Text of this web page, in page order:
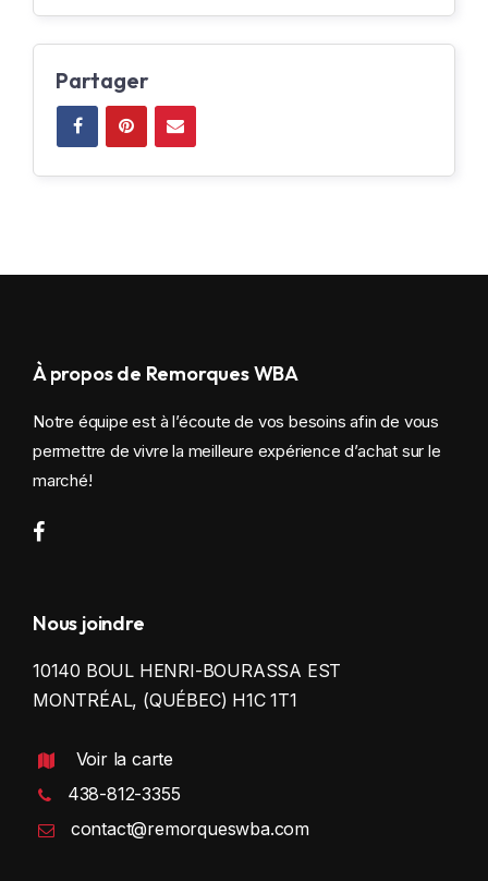
Partager
À propos de Remorques WBA
Notre équipe est à l’écoute de vos besoins afin de vous
permettre de vivre la meilleure expérience d’achat sur le
marché!
Nous joindre
10140 BOUL HENRI-BOURASSA EST
MONTRÉAL, (QUÉBEC) H1C 1T1
Voir la carte
438-812-3355
contact@remorqueswba.com